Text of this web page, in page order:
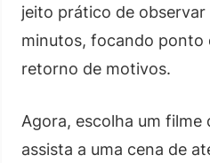
jeito prático de observar
minutos, focando ponto
retorno de motivos.
Agora, escolha um filme
assista a uma cena de